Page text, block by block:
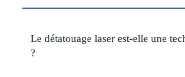
Le détatouage laser est-elle une
?